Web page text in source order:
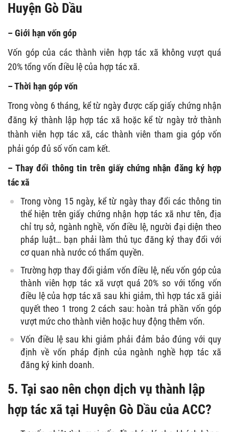
Huyện Gò Dầu
– Giới hạn vốn góp
Vốn góp của các thành viên hợp tác xã không vượt quá
20% tổng vốn điều lệ của hợp tác xã.
– Thời hạn góp vốn
Trong vòng 6 tháng, kể từ ngày được cấp giấy chứng nhận
đăng ký thành lập hợp tác xã hoặc kể từ ngày trở thành
thành viên hợp tác xã, các thành viên tham gia góp vốn
phải góp đủ số vốn cam kết.
– Thay đổi thông tin trên giấy chứng nhận đăng ký hợp
tác xã
Trong vòng 15 ngày, kể từ ngày thay đổi các thông tin
thể hiện trên giấy chứng nhận hợp tác xã như tên, địa
chỉ trụ sở, ngành nghề, vốn điều lệ, người đại diện theo
pháp luật… bạn phải làm thủ tục đăng ký thay đổi với
cơ quan nhà nước có thẩm quyền.
Trường hợp thay đổi giảm vốn điều lệ, nếu vốn góp của
thành viên hợp tác xã vượt quá 20% so với tổng vốn
điều lệ của hợp tác xã sau khi giảm, thì hợp tác xã giải
quyết theo 1 trong 2 cách sau: hoàn trả phần vốn góp
vượt mức cho thành viên hoặc huy động thêm vốn.
Vốn điều lệ sau khi giảm phải đảm bảo đúng với quy
định về vốn pháp định của ngành nghề hợp tác xã
đăng ký kinh doanh.
5. Tại sao nên chọn dịch vụ thành lập
hợp tác xã tại Huyện Gò Dầu của ACC?